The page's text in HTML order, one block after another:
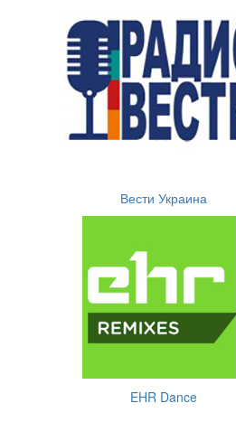
Вести Украина
EHR Dance